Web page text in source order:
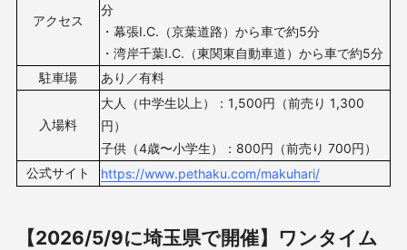
アクセス
分
・幕張I.C.（京葉道路）から車で約5分
・湾岸千葉I.C.（東関東自動車道）から車で約5分
駐車場
あり／有料
入場料
大人（中学生以上）：1,500円（前売り 1,300
円）
子供（4歳〜小学生）：800円（前売り 700円）
公式サイト
https://www.pethaku.com/makuhari/
【2026/5/9に埼玉県で開催】ワンタイム